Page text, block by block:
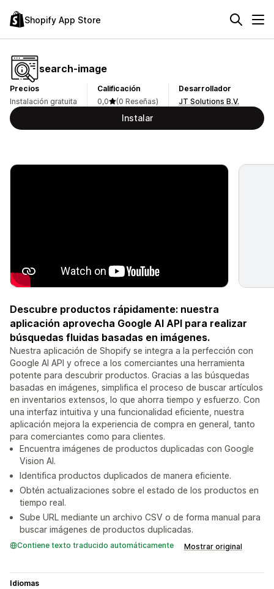
Shopify App Store
search‑image
Precios
Instalación gratuita
Calificación
0,0
(0 Reseñas)
Desarrollador
JT Solutions B.V.
Instalar
Descubre productos rápidamente: nuestra
aplicación aprovecha Google AI API para realizar
búsquedas fluidas basadas en imágenes.
Nuestra aplicación de Shopify se integra a la perfección con
Google AI API y ofrece a los comerciantes una herramienta
potente para descubrir productos. Gracias a las búsquedas
basadas en imágenes, simplifica el proceso de buscar artículos
en inventarios extensos, lo que ahorra tiempo y esfuerzo. Con
una interfaz intuitiva y una funcionalidad eficiente, nuestra
aplicación mejora la experiencia de compra en general, tanto
para comerciantes como para clientes.
Encuentra imágenes de productos duplicadas con Google
Vision AI.
Identifica productos duplicados de manera eficiente.
Obtén actualizaciones sobre el estado de los productos en
tiempo real.
Sube URL mediante un archivo CSV o de forma manual para
buscar imágenes de productos duplicadas.
Contiene texto traducido automáticamente Mostrar original
Idiomas